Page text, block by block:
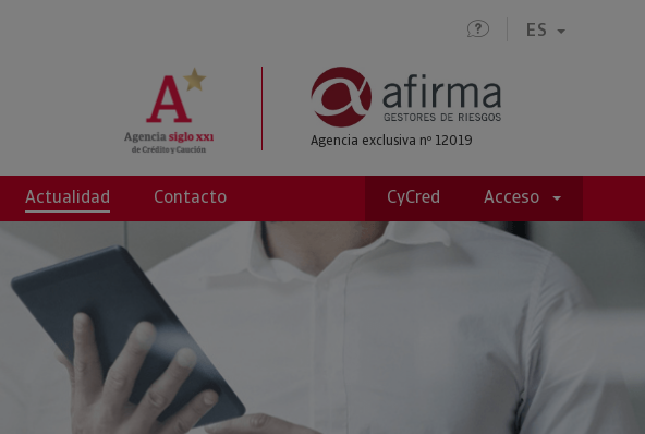
ES
Agencia exclusiva nº 12019
Actualidad Contacto CyCred Acceso